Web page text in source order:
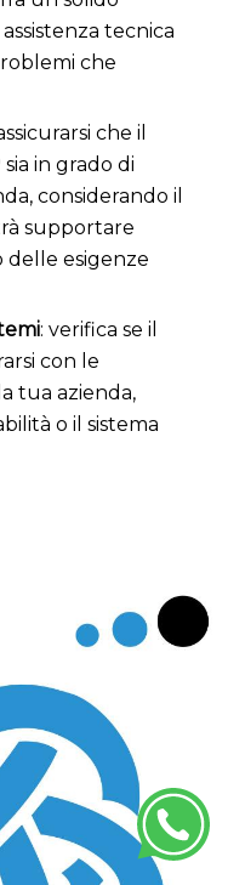
tecnica
che
che il
in grado di
considerando il
supportare
delle esigenze
: verifica se il
con le
tua azienda,
o il sistema